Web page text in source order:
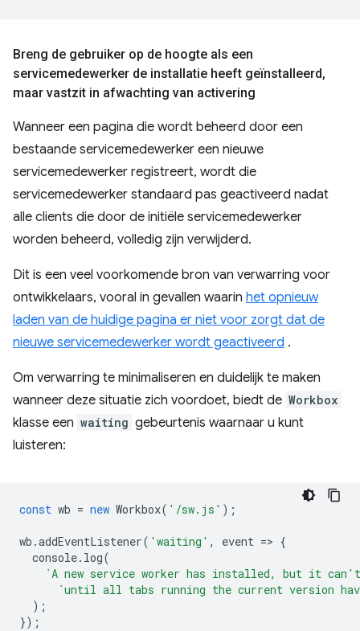
Breng de gebruiker op de hoogte als een
servicemedewerker de installatie heeft geïnstalleerd,
maar vastzit in afwachting van activering
Wanneer een pagina die wordt beheerd door een
bestaande servicemedewerker een nieuwe
servicemedewerker registreert, wordt die
servicemedewerker standaard pas geactiveerd nadat
alle clients die door de initiële servicemedewerker
worden beheerd, volledig zijn verwijderd.
Dit is een veel voorkomende bron van verwarring voor
ontwikkelaars, vooral in gevallen waarin het opnieuw
laden van de huidige pagina er niet voor zorgt dat de
nieuwe servicemedewerker wordt geactiveerd .
Om verwarring te minimaliseren en duidelijk te maken
wanneer deze situatie zich voordoet, biedt de Workbox
klasse een waiting gebeurtenis waarnaar u kunt
luisteren:
const wb = new Workbox( '/sw.js' );
wb .addEventListener( 'waiting' , event => {
console. log(
`A new service worker has installed, but it
`until all tabs running the current version
);
});